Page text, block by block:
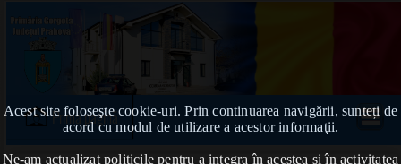
Acest site foloseşte cookie-uri. Prin continuarea navigării, sunteți de
acord cu modul de utilizare a acestor informaţii.
Ne-am actualizat politicile pentru a integra în acestea si în activitatea
Prima pagină